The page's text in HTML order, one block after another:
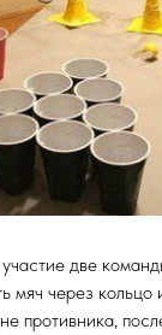
две
мяч через кольцо
противника,